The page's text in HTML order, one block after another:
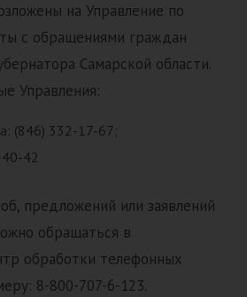
на Управление по
с обращениями граждан
Самарской области.
Управления:
(846) 332-17-67;
42
предложений или заявлений
обращаться в
обработки телефонных
8-800-707-6-123.